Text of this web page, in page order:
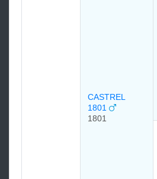
CASTREL
1801
1801